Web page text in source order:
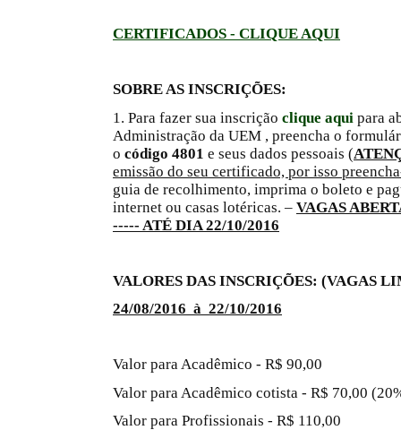
CERTIFICADOS - CLIQUE AQUI
SOBRE AS INSCRIÇÕES:
1. Para fazer sua inscrição clique aqui para
Administração da UEM , preencha o
o código 4801 e seus dados pessoais (
emissão do seu certificado, por isso
guia de recolhimento, imprima o boleto e
internet ou casas lotéricas. – VAGAS
----- ATÉ DIA 22/10/2016
VALORES DAS INSCRIÇÕES: (VAGAS
24/08/2016 à 22/10/2016
Valor para Acadêmico - R$ 90,00
Valor para Acadêmico cotista - R$ 70,00
Valor para Profissionais - R$ 110,00